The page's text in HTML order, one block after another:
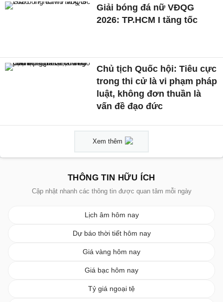
Giải bóng đá nữ VĐQG
2026: TP.HCM I tăng tốc
Chủ tịch Quốc hội: Tiêu cực
trong thi cử là vi phạm pháp
luật, không đơn thuần là
vấn đề đạo đức
Xem thêm
THÔNG TIN HỮU ÍCH
Cập nhật nhanh các thông tin được quan tâm mỗi ngày
Lịch âm hôm nay
Dự báo thời tiết hôm nay
Giá vàng hôm nay
Giá bạc hôm nay
Tỷ giá ngoại tệ